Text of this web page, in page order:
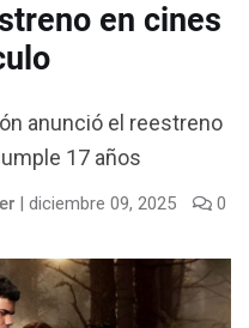
en cines
anunció el reestreno
17 años
| diciembre 09, 2025 0